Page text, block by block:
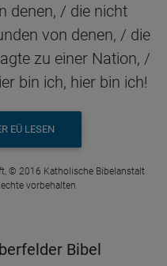
denen, / die nicht
von denen, / die
zu einer Nation, /
bin ich, hier bin ich!
EÜ LESEN
© 2016 Katholische Bibelanstalt
vorbehalten
Bibel